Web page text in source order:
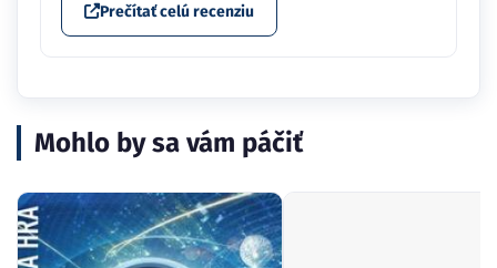
Prečítať celú recenziu
Mohlo by sa vám páčiť